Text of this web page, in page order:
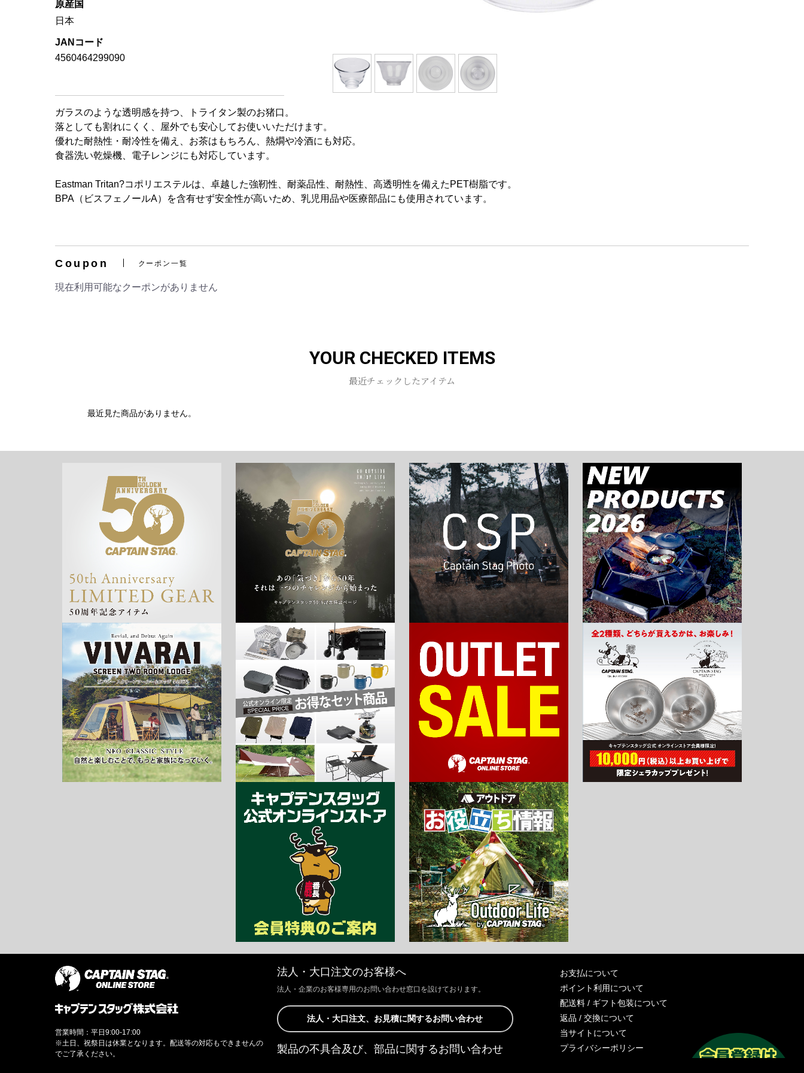
原産国
日本
JANコード
4560464299090
ガラスのような透明感を持つ、トライタン製のお猪口。
落としても割れにくく、屋外でも安心してお使いいただけます。
優れた耐熱性・耐冷性を備え、お茶はもちろん、熱燗や冷酒にも対応。
食器洗い乾燥機、電子レンジにも対応しています。
Eastman Tritan?コポリエステルは、卓越した強靭性、耐薬品性、耐熱性、高透明性を備えたPET樹脂です。
BPA（ビスフェノールA）を含有せず安全性が高いため、乳児用品や医療部品にも使用されています。
Coupon クーポン一覧
現在利用可能なクーポンがありません
YOUR CHECKED ITEMS
最近チェックしたアイテム
最近見た商品がありません。
法人・大口注文のお客様へ
法人・企業のお客様専用のお問い合わせ窓口を設けております。
法人・大口注文、お見積に関するお問い合わせ
製品の不具合及び、部品に関するお問い合わせ
お支払について
ポイント利用について
配送料 / ギフト包装について
返品 / 交換について
当サイトについて
プライバシーポリシー
営業時間：平日9:00-17:00
※土日、祝祭日は休業となります。配送等の対応もできませんの
でご了承ください。